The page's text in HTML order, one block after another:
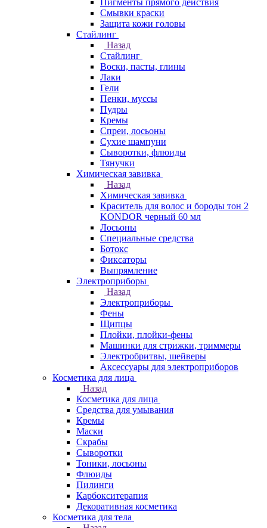
Пигменты прямого действия
Смывки краски
Защита кожи головы
Стайлинг
Назад
Стайлинг
Воски, пасты, глины
Лаки
Гели
Пенки, муссы
Пудры
Кремы
Спреи, лосьоны
Сухие шампуни
Сыворотки, флюиды
Тянучки
Химическая завивка
Назад
Химическая завивка
Краситель для волос и бороды тон 2
KONDOR черный 60 мл
Лосьоны
Специальные средства
Ботокс
Фиксаторы
Выпрямление
Электроприборы
Назад
Электроприборы
Фены
Щипцы
Плойки, плойки-фены
Машинки для стрижки, триммеры
Электробритвы, шейверы
Аксессуары для электроприборов
Косметика для лица
Назад
Косметика для лица
Средства для умывания
Кремы
Маски
Скрабы
Сыворотки
Тоники, лосьоны
Флюиды
Пилинги
Карбокситерапия
Декоративная косметика
Косметика для тела